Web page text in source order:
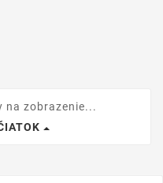
na zobrazenie...